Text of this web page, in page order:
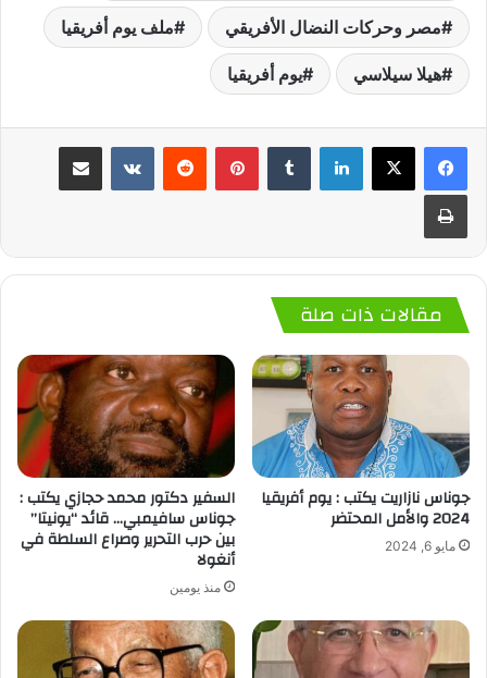
مصر وحركات النضال الأفريقي ملف يوم أفريقيا
هيلا سيلاسي يوم أفريقيا
لينكدإن بينتيريست
مقالات ذات صلة
جوناس نازاريت يكتب : يوم أفريقيا
2024 والأمل المحتضر
مايو 6, 2024
السفير دكتور محمد حجازي يكتب :
جوناس سافيمبي… قائد “يونيتا”
بين حرب التحرير وصراع السلطة في
أنغولا
منذ يومين